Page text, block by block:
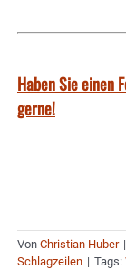
Haben Sie einen
gerne!
Von Christian Huber |
Schlagzeilen | Tags: